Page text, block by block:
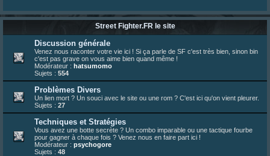
26 juil. 22:09¦hatsumomo:bio de Alex en ligne les gens !
13 juil. 09:53¦hatsumomo:
bonjour les amis, je viens de poster ma 1e review de figurine !
23 juin 10:36¦indy:une très chouette SFFR shoutbox !
23 juin 07:30¦hatsumomo:nouvelle trad caniculaire les amis !
23 juin 07:26
hatsumomo
22 juin 12:27¦indy:Yo !
22 juin 08:49¦veja:Yo
Street Fighter.FR le site
Discussion générale
Venez nous raconter votre vie ici ! Si ça parle de SF c'est très bien, sinon bin
c'est pas grave on vous aime bien quand même !
Modérateur : hatsumomo
Sujets : 554
Problèmes Divers
Un lien mort ? Un souci avec le site ou une rom ? C'est ici qu'on vient pleurer.
Sujets : 27
Techniques et Stratégies
Vous avez une botte secrète ? Un combo imparable ou une tactique fourbe
pour gagner à chaque fois ? Venez nous en faire part ici !
Modérateur : psychogore
Sujets : 48